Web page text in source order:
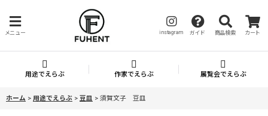
メニュー instagram ガイド 商品検索 カート
用途でえらぶ 作家でえらぶ 展覧会でえらぶ
ホーム > 用途でえらぶ > 豆皿 > 須賀文子 豆皿